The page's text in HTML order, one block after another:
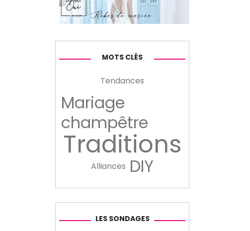
MOTS CLÉS
Tendances
Mariage
champêtre
Traditions
Alliances DIY
LES SONDAGES